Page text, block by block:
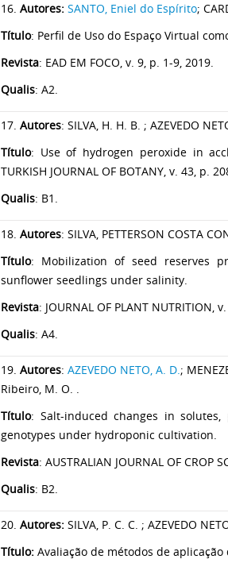
16. Autores: SANTO, Eniel do Espírito;
Título: Perfil de Uso do Espaço Virtual
Revista: EAD EM FOCO, v. 9, p. 1-9, 2019.
Qualis: A2.
17. Autores: SILVA, H. H. B. ; AZEVEDO
Título: Use of hydrogen peroxide in
TURKISH JOURNAL OF BOTANY, v. 43, p.
Qualis: B1.
18. Autores: SILVA, PETTERSON COSTA
Título: Mobilization of seed reserves
sunflower seedlings under salinity.
Revista: JOURNAL OF PLANT NUTRITION,
Qualis: A4.
19. Autores: AZEVEDO NETO, A. D. ;
Ribeiro, M. O. .
Título: Salt-induced changes in
genotypes under hydroponic cultivation.
Revista: AUSTRALIAN JOURNAL OF CROP
Qualis: B2.
20. Autores: SILVA, P. C. C. ; AZEVEDO
Título: Avaliação de métodos de